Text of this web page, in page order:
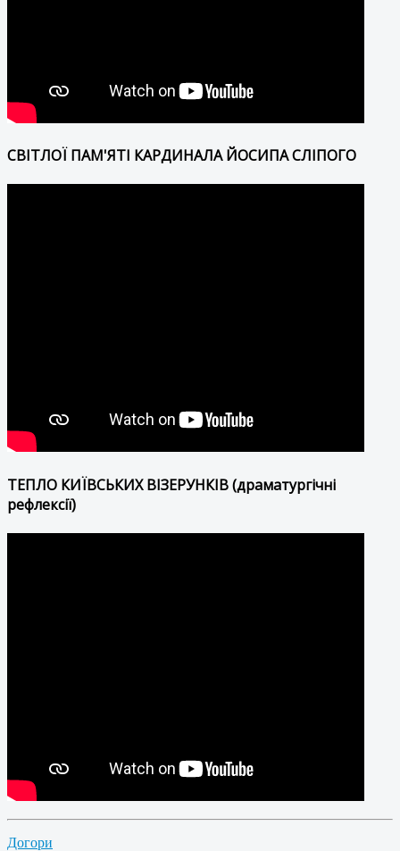
СВІТЛОЇ ПАМ'ЯТІ КАРДИНАЛА ЙОСИПА СЛІПОГО
ТЕПЛО КИЇВСЬКИХ ВІЗЕРУНКІВ (драматургічні
рефлексії)
Догори